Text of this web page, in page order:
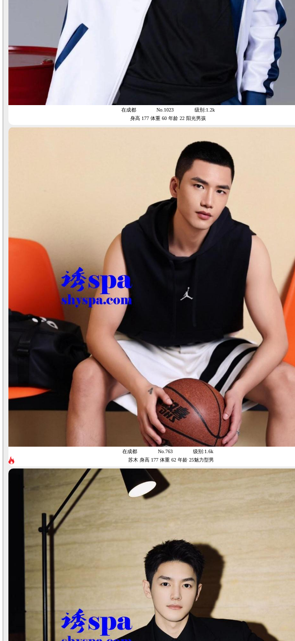
在成都 No.1023
级别:1.2k
身高 177 体重 60 年龄 22 阳光男孩
在成都 No.763
级别:1.6k
苏木 身高 177 体重 62 年龄 25魅力型男